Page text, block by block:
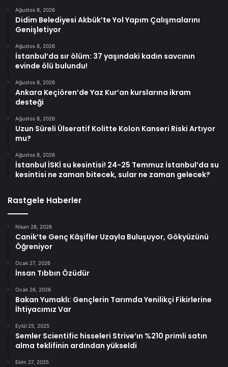
Ağustos 8, 2026
Didim Belediyesi Akbük’te Yol Yapım Çalışmalarını
Genişletiyor
Ağustos 8, 2026
İstanbul’da sır ölüm: 37 yaşındaki kadın savcının
evinde ölü bulundu!
Ağustos 8, 2026
Ankara Keçiören’de Yaz Kur’an kurslarına ikram
desteği
Ağustos 8, 2026
Uzun Süreli Ülseratif Kolitte Kolon Kanseri Riski Artıyor
mu?
Ağustos 8, 2026
İstanbul İSKİ su kesintisi! 24-25 Temmuz İstanbul’da su
kesintisi ne zaman bitecek, sular ne zaman gelecek?
Rastgele Haberler
Nisan 28, 2026
Canik’te Genç Kâşifler Uzayla Buluşuyor, Gökyüzünü
Öğreniyor
Ocak 27, 2026
İnsan Tıbbın Özüdür
Ocak 26, 2026
Bakan Yumaklı: Gençlerin Tarımda Yenilikçi Fikirlerine
İhtiyacımız Var
Eylül 25, 2025
Semler Scientific hisseleri Strive’ın %210 primli satın
alma teklifinin ardından yükseldi
Ekim 27, 2025